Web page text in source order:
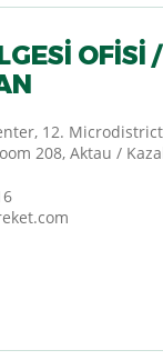
OFİSİ /
12.
208, Aktau /